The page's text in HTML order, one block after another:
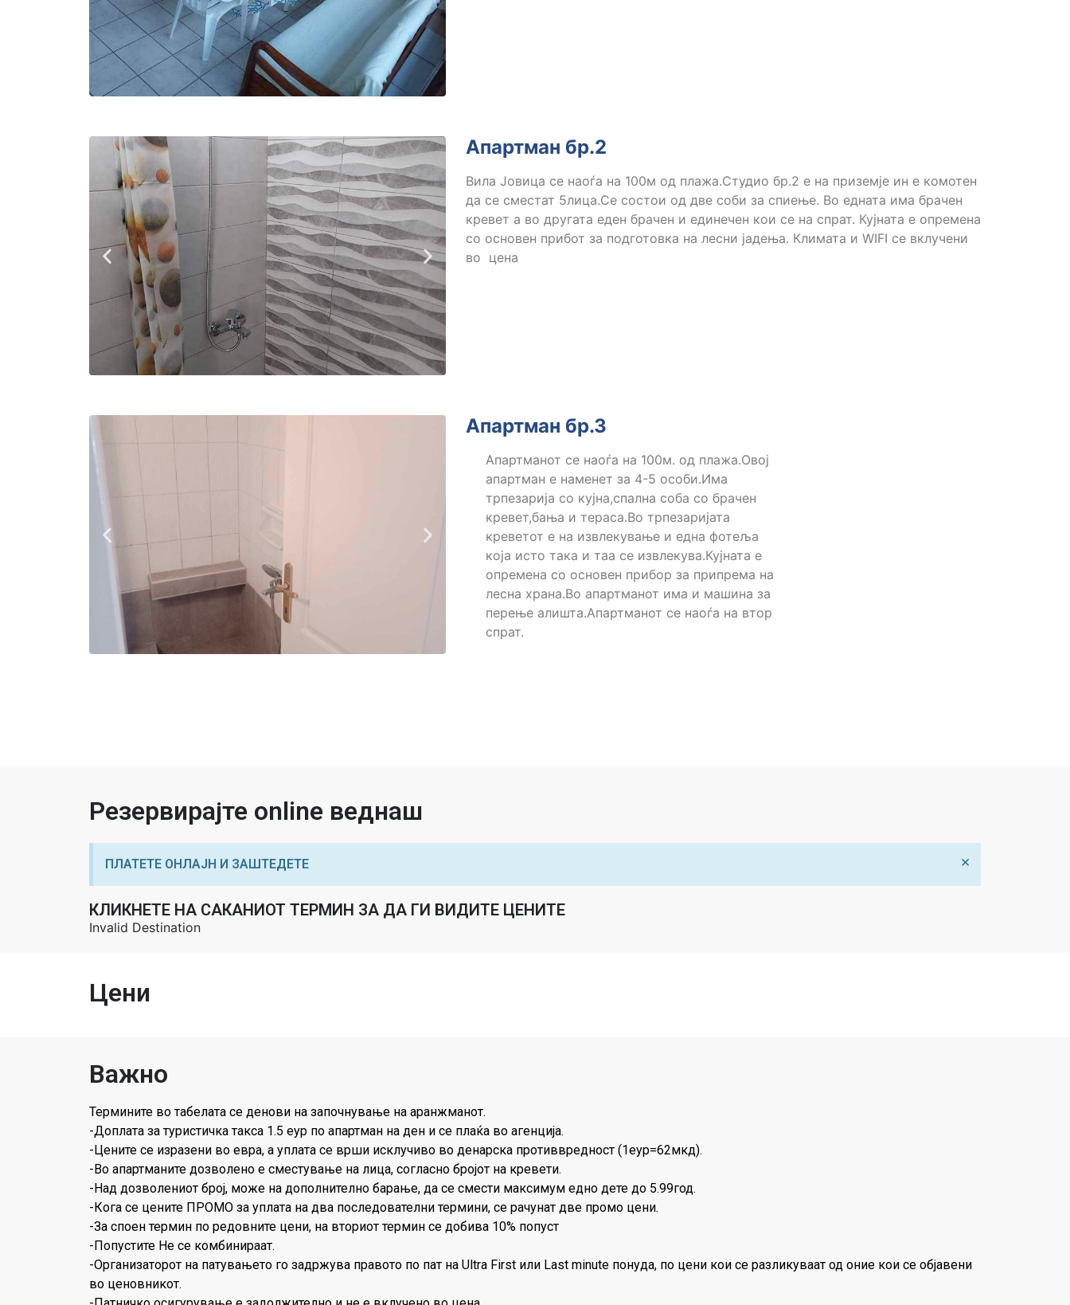
Апартман бр.2
Вила Јовица се наоѓа на 100м од плажа.Студио бр.2 е на приземје ин е комотен
да се сместат 5лица.Се состои од две соби за спиење. Во едната има брачен
кревет а во другата еден брачен и единечен кои се на спрат. Кујната е опремена
со основен прибот за подготовка на лесни јадења. Климата и WIFI се вклучени
во цена
Апартман бр.3
Апартманот се наоѓа на 100м. од плажа.Овој
апартман е наменет за 4-5 особи.Има
трпезарија со кујна,спална соба со брачен
кревет,бања и тераса.Во трпезаријата
креветот е на извлекување и една фотеља
која исто така и таа се извлекува.Кујната е
опремена со основен прибор за припрема на
лесна храна.Во апартманот има и машина за
перење алишта.Апартманот се наоѓа на втор
спрат.
Резервирајте online веднаш
ПЛАТЕТЕ ОНЛАЈН И ЗАШТЕДЕТЕ ×
КЛИКНЕТЕ НА САКАНИОТ ТЕРМИН ЗА ДА ГИ ВИДИТЕ ЦЕНИТЕ
Invalid Destination
Цени
Важно
Термините во табелата се денови на започнување на аранжманот.
-Доплата за туристичка такса 1.5 еур по апартман на ден и се плаќа во агенција.
-Цените се изразени во евра, а уплата се врши исклучиво во денарска противвредност (1еур=62мкд).
-Во апартманите дозволено е сместување на лица, согласно бројот на кревети.
-Над дозволениот број, може на дополнително барање, да се смести максимум едно дете до 5.99год.
-Кога се цените ПРОМО за уплата на два последователни термини, се рачунат две промо цени.
-За споен термин по редовните цени, на вториот термин се добива 10% попуст
-Попустите Не се комбинираат.
-Организаторот на патувањето го задржува правото по пат на Ultra First или Last minute понуда, по цени кои се разликуваат од оние кои се објавени
во ценовникот.